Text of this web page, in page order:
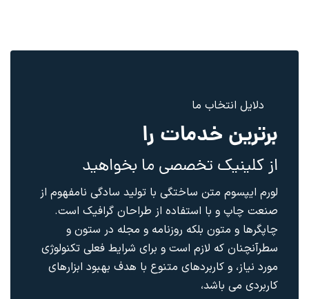
دلایل انتخاب ما
برترین خدمات را
از کلینیک تخصصی ما بخواهید
لورم ایپسوم متن ساختگی با تولید سادگی نامفهوم از
صنعت چاپ و با استفاده از طراحان گرافیک است.
چاپگرها و متون بلکه روزنامه و مجله در ستون و
سطرآنچنان که لازم است و برای شرایط فعلی تکنولوژی
مورد نیاز، و کاربردهای متنوع با هدف بهبود ابزارهای
کاربردی می باشد،